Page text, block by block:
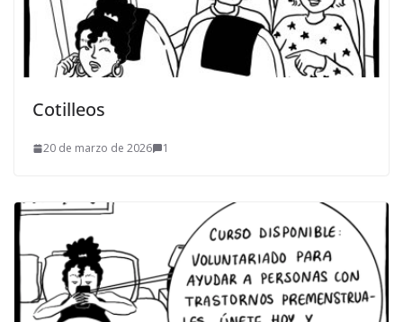
Cotilleos
20 de marzo de 2026 1